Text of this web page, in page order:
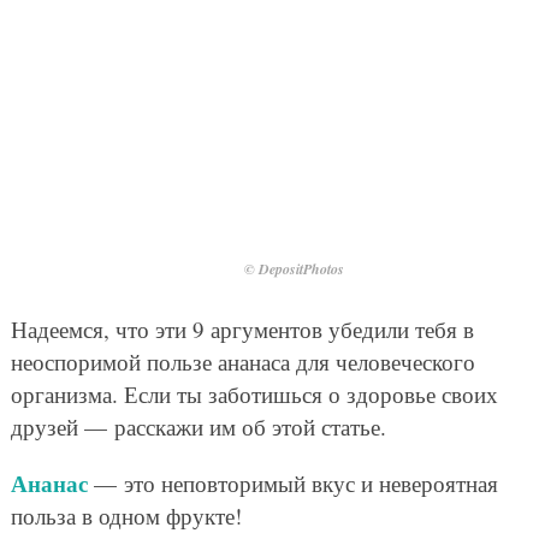
© DepositPhotos
Надеемся, что эти 9 аргументов убедили тебя в
неоспоримой пользе ананаса для человеческого
организма. Если ты заботишься о здоровье своих
друзей — расскажи им об этой статье.
Ананас — это неповторимый вкус и невероятная
польза в одном фрукте!